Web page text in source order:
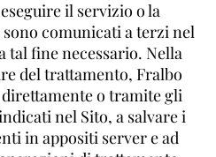
il servizio o la
comunicati a terzi nel
tal fine necessario. Nella
del trattamento, Fralbo
o tramite gli
nel Sito, a salvare i
in appositi server e ad